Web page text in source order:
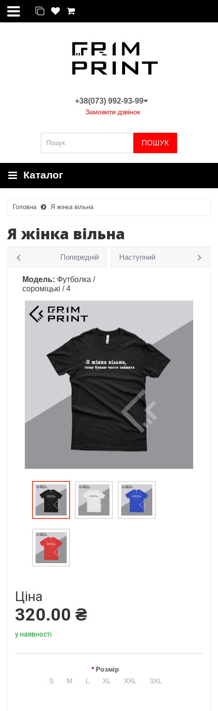
+38(073) 992-93-99
Замовити дзвінок
ПОШУК
Каталог
Головна Я жінка вільна
Я жінка вільна
Попередній Наступний
Модель: Футболка /
сороміцькі / 4
Ціна
320.00 ₴
у наявності
Розмір
S
M L XL XXL 3XL